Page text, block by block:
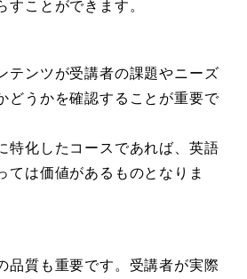
すことができます。
テンツが受講者の課題やニーズ
どうかを確認することが重要で
特化したコースであれば、英語
ては価値があるものとなりま
品質も重要です。受講者が実際